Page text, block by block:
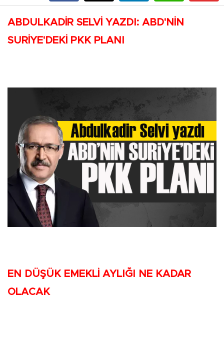
ABDULKADİR SELVİ YAZDI: ABD'NİN
SURİYE'DEKİ PKK PLANI
EN DÜŞÜK EMEKLİ AYLIĞI NE KADAR
OLACAK